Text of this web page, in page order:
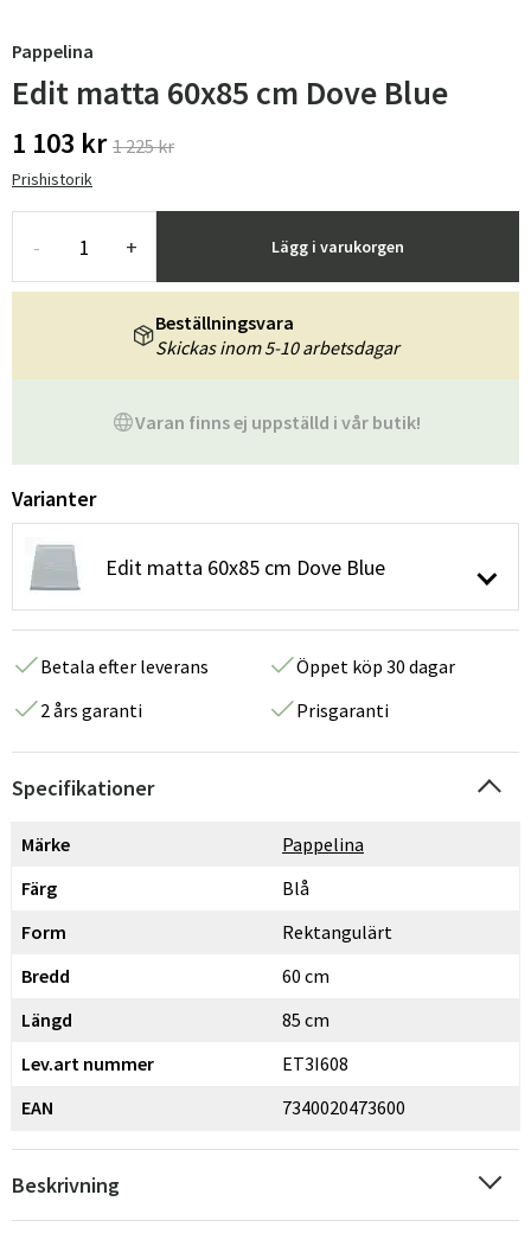
Pappelina
Edit matta 60x85 cm Dove Blue
1 103 kr 1 225 kr
Prishistorik
- + Lägg i varukorgen
Varan finns ej uppställd i vår butik!
Beställningsvara
Skickas inom 5-10 arbetsdagar
Varianter
Edit matta 60x85 cm Dove Blue
Betala efter leverans
Öppet köp 30 dagar
2 års garanti
Prisgaranti
Specifikationer
Märke
Pappelina
Färg
Blå
Form
Rektangulärt
Bredd
60 cm
Längd
85 cm
Lev.art nummer
ET3I608
EAN
7340020473600
Beskrivning